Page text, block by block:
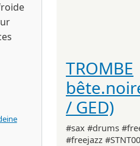
TROMBE
/ GED)
#sax #drums
#freejazz